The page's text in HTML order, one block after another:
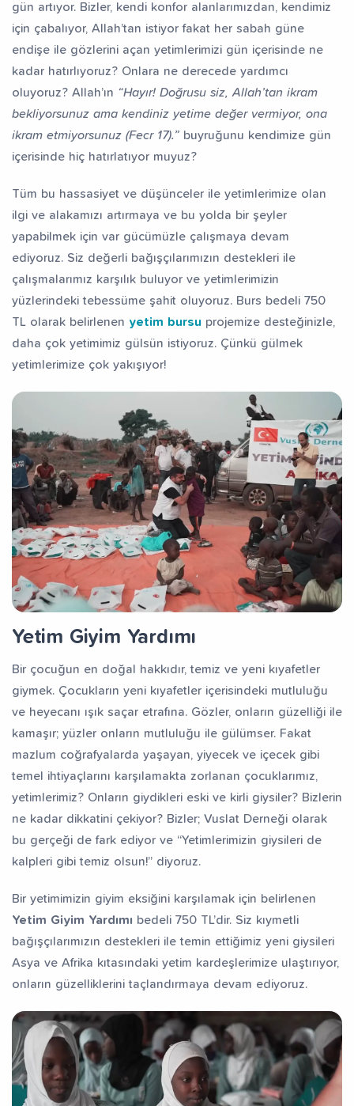
gün artıyor. Bizler, kendi konfor alanlarımızdan, kendimiz
için çabalıyor, Allah’tan istiyor fakat her sabah güne
endişe ile gözlerini açan yetimlerimizi gün içerisinde ne
kadar hatırlıyoruz? Onlara ne derecede yardımcı
oluyoruz? Allah’ın “Hayır! Doğrusu siz, Allah’tan ikram
bekliyorsunuz ama kendiniz yetime değer vermiyor, ona
ikram etmiyorsunuz (Fecr 17).” buyruğunu kendimize gün
içerisinde hiç hatırlatıyor muyuz?
Tüm bu hassasiyet ve düşünceler ile yetimlerimize olan
ilgi ve alakamızı artırmaya ve bu yolda bir şeyler
yapabilmek için var gücümüzle çalışmaya devam
ediyoruz. Siz değerli bağışçılarımızın destekleri ile
çalışmalarımız karşılık buluyor ve yetimlerimizin
yüzlerindeki tebessüme şahit oluyoruz. Burs bedeli 750
TL olarak belirlenen yetim bursu projemize desteğinizle,
daha çok yetimimiz gülsün istiyoruz. Çünkü gülmek
yetimlerimize çok yakışıyor!
Yetim Giyim Yardımı
Bir çocuğun en doğal hakkıdır, temiz ve yeni kıyafetler
giymek. Çocukların yeni kıyafetler içerisindeki mutluluğu
ve heyecanı ışık saçar etrafına. Gözler, onların güzelliği ile
kamaşır; yüzler onların mutluluğu ile gülümser. Fakat
mazlum coğrafyalarda yaşayan, yiyecek ve içecek gibi
temel ihtiyaçlarını karşılamakta zorlanan çocuklarımız,
yetimlerimiz? Onların giydikleri eski ve kirli giysiler? Bizlerin
ne kadar dikkatini çekiyor? Bizler; Vuslat Derneği olarak
bu gerçeği de fark ediyor ve “Yetimlerimizin giysileri de
kalpleri gibi temiz olsun!” diyoruz.
Bir yetimimizin giyim eksiğini karşılamak için belirlenen
Yetim Giyim Yardımı bedeli 750 TL’dir. Siz kıymetli
bağışçılarımızın destekleri ile temin ettiğimiz yeni giysileri
Asya ve Afrika kıtasındaki yetim kardeşlerimize ulaştırıyor,
onların güzelliklerini taçlandırmaya devam ediyoruz.